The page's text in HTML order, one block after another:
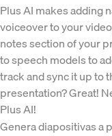
Plus AI makes adding
voiceover to your
notes section of your
to speech models to
track and sync it up to
presentation? Great!
Plus AI!
Genera diapositivas a